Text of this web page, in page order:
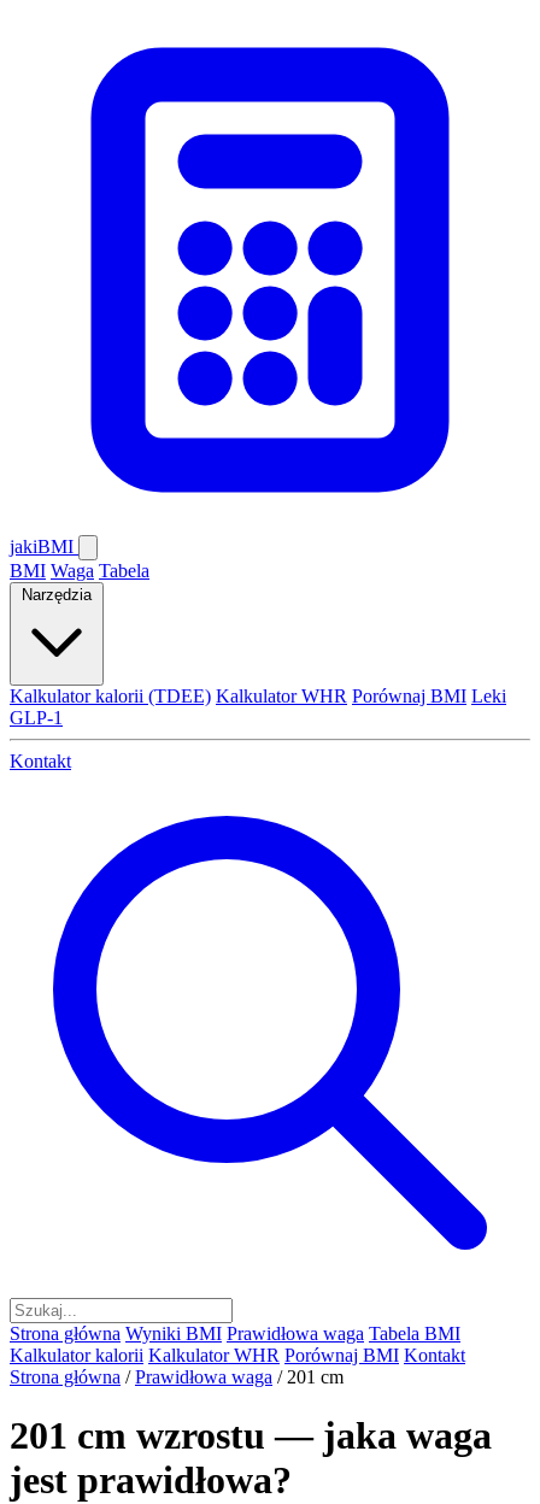
jakiBMI
BMI Waga Tabela
Narzędzia
Kalkulator kalorii (TDEE) Kalkulator WHR Porównaj BMI Leki
GLP-1
Kontakt
Strona główna Wyniki BMI Prawidłowa waga Tabela BMI
Kalkulator kalorii Kalkulator WHR Porównaj BMI Kontakt
Strona główna / Prawidłowa waga / 201 cm
201 cm wzrostu — jaka waga
jest prawidłowa?